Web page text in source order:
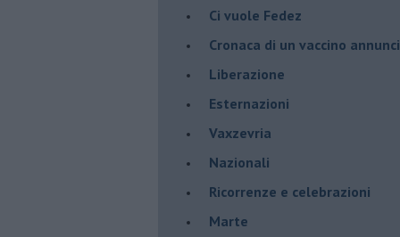
​Ci vuole Fedez
​Cronaca di un vaccino
​Liberazione
Esternazioni
Vaxzevria
Nazionali
​Ricorrenze e celebrazioni
Marte